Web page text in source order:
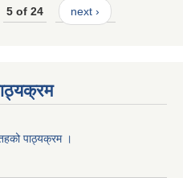
5 of 24 next ›
पाठ्यक्रम ।